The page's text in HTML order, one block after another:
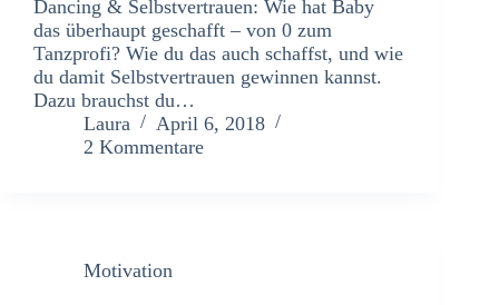
Dancing & Selbstvertrauen: Wie hat Baby
das überhaupt geschafft – von 0 zum
Tanzprofi? Wie du das auch schaffst, und wie
du damit Selbstvertrauen gewinnen kannst.
Dazu brauchst du…
Laura
April 6, 2018
2 Kommentare
Motivation